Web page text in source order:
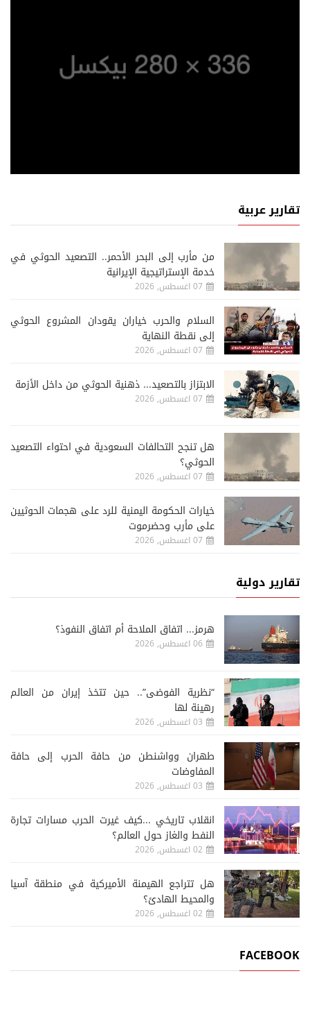
تقارير عربية
من مأرب إلى البحر الأحمر.. التصعيد الحوثي في
خدمة الإستراتيجية الإيرانية
07 اغسطس, 2026
السلام والحرب خياران يقودان المشروع الحوثي
إلى نقطة النهاية
07 اغسطس, 2026
الابتزاز بالتصعيد... ذهنية الحوثي من داخل الأزمة
07 اغسطس, 2026
هل تنجح التحالفات السعودية في احتواء التصعيد
الحوثي؟
07 اغسطس, 2026
خيارات الحكومة اليمنية للرد على هجمات الحوثيين
على مأرب وحضرموت
07 اغسطس, 2026
تقارير دولية
هرمز... اتفاق الملاحة أم اتفاق النفوذ؟
06 اغسطس, 2026
“نظرية الفوضى”.. حين تتخذ إيران من العالم
رهينة لها
03 اغسطس, 2026
طهران وواشنطن من حافة الحرب إلى حافة
المفاوضات
03 اغسطس, 2026
انقلاب تاريخي ...كيف غيرت الحرب مسارات تجارة
النفط والغاز حول العالم؟
02 اغسطس, 2026
هل تتراجع الهيمنة الأميركية في منطقة آسيا
والمحيط الهادئ؟
02 اغسطس, 2026
FACEBOOK